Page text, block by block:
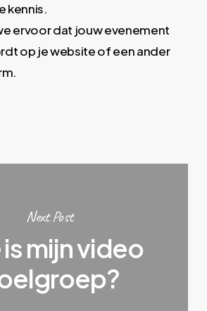
kennis.
ervoor dat jouw evenement
op je website of een ander
Next Post
mijn video